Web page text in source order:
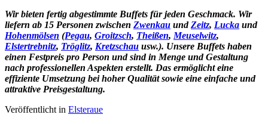
Wir bieten fertig abgestimmte Buffets für jeden Geschmack. Wir
liefern ab 15 Personen zwischen Zwenkau undZeitz, Lucka und
Hohenmölsen (Pegau, Groitzsch, Theißen, Meuselwitz,
Elstertrebnitz, Tröglitz, Kretzschau usw.). Unsere Buffets haben
einen Festpreis pro Person und sind in Menge und Gestaltung
nach professionellen Aspekten erstellt. Das ermöglicht eine
effiziente Umsetzung bei hoher Qualität sowie eine einfache und
attraktive Preisgestaltung.
Veröffentlicht in Elsteraue